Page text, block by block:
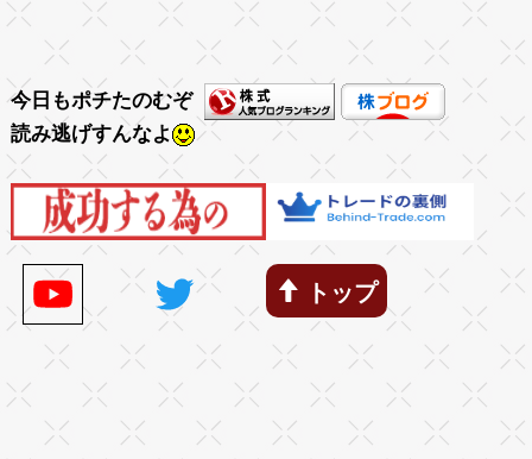
今日もポチたのむぞ
読み逃げすんなよ
トップ